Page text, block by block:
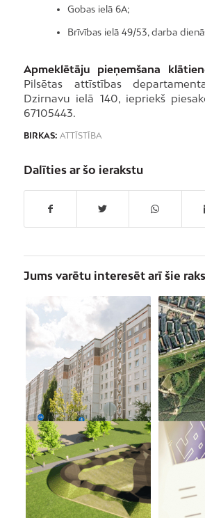
Gobas ielā 6A;
Brīvības ielā 49/53, darba
Apmeklētāju pieņemšana
Pilsētas attīstības
Dzirnavu ielā 140, iepriekš
67105443.
BIRKAS: ATTĪSTĪBA
Dalīties ar šo ierakstu
Jums varētu interesēt arī šie